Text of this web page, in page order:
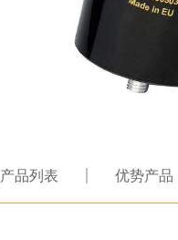
产品列表 优势产品